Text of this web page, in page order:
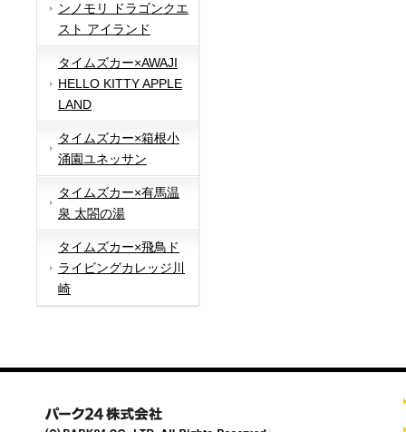
ンノモリ ドラゴンクエ
スト アイランド
タイムズカー×AWAJI
HELLO KITTY APPLE
LAND
タイムズカー×箱根小
涌園ユネッサン
タイムズカー×有馬温
泉 太閤の湯
タイムズカー×飛鳥ド
ライビングカレッジ川
崎